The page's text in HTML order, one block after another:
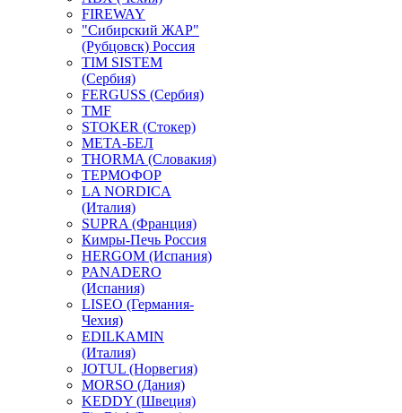
FIREWAY
"Сибирский ЖАР"
(Рубцовск) Россия
TIM SISTEM
(Сербия)
FERGUSS (Сербия)
TMF
STOKER (Стокер)
МЕТА-БЕЛ
THORMA (Словакия)
ТЕРМОФОР
LA NORDICA
(Италия)
SUPRA (Франция)
Кимры-Печь Россия
HERGOM (Испания)
PANADERO
(Испания)
LISEO (Германия-
Чехия)
EDILKAMIN
(Италия)
JOTUL (Норвегия)
MORSO (Дания)
KEDDY (Швеция)